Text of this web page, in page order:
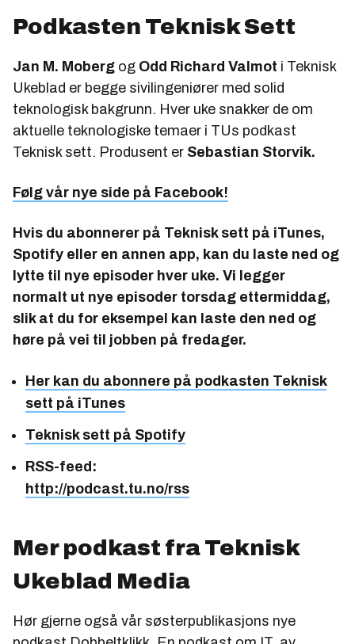
Podkasten Teknisk Sett
Jan M. Moberg og Odd Richard Valmot i Teknisk
Ukeblad er begge sivilingeniører med solid
teknologisk bakgrunn. Hver uke snakker de om
aktuelle teknologiske temaer i TUs podkast
Teknisk sett. Produsent er Sebastian Storvik.
Følg vår nye side på Facebook!
Hvis du abonnerer på Teknisk sett på iTunes,
Spotify eller en annen app, kan du laste ned og
lytte til nye episoder hver uke. Vi legger
normalt ut nye episoder torsdag ettermiddag,
slik at du for eksempel kan laste den ned og
høre på vei til jobben på fredager.
Her kan du abonnere på podkasten Teknisk
sett på iTunes
Teknisk sett på Spotify
RSS-feed:
http://podcast.tu.no/rss
Mer podkast fra Teknisk
Ukeblad Media
Hør gjerne også vår søsterpublikasjons nye